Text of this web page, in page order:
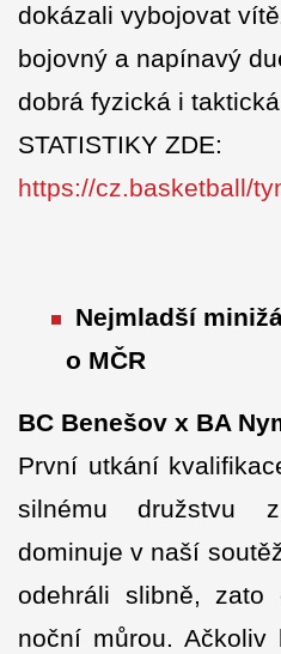
dokázali vybojovat
bojovný a napínavý
dobrá fyzická i
STATISTIKY ZDE:
https://cz.basketball/
Nejmladší
o MČR
BC Benešov x BA
První utkání
silnému družstvu
dominuje v naší
odehráli slibně,
noční můrou.